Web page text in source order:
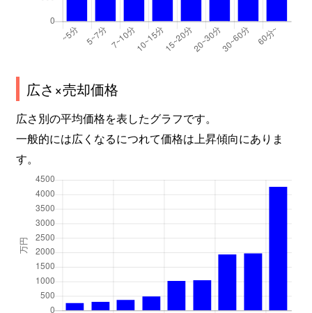
広さ×売却価格
広さ別の平均価格を表したグラフです。
一般的には広くなるにつれて価格は上昇傾向にありま
す。